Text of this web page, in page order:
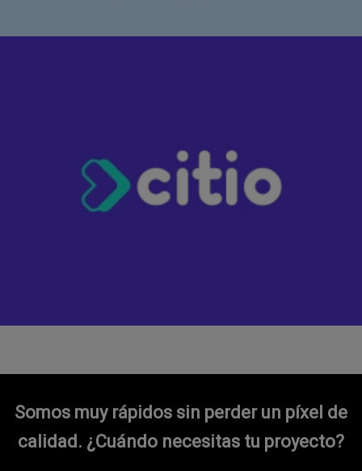
Somos muy rápidos sin perder un píxel de
calidad. ¿Cuándo necesitas tu proyecto?